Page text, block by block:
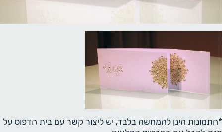
*התמונות הינן להמחשה בלבד, יש ליצור קשר עם בית הדפוס על